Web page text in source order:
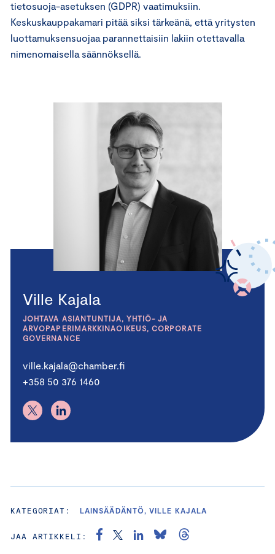
tietosuoja-asetuksen (GDPR) vaatimuksiin.
Keskuskauppakamari pitää siksi tärkeänä, että yritysten
luottamuksensuojaa parannettaisiin lakiin otettavalla
nimenomaisella säännöksellä.
Ville Kajala
JOHTAVA ASIANTUNTIJA, YHTIÖ- JA
ARVOPAPERIMARKKINAOIKEUS, CORPORATE
GOVERNANCE
ville.kajala@chamber.fi
+358 50 376 1460
KATEGORIAT: LAINSÄÄDÄNTÖ, VILLE KAJALA
JAA ARTIKKELI: